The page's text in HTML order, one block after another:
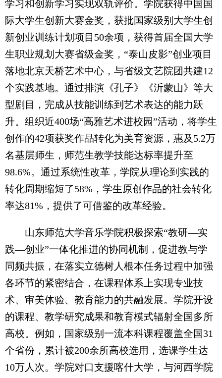
学习和创新学习实现双轨评价。学院获得中国国
际大学生创新大赛金奖，获批国家级别大学生创
新创业训练计划项目50余项，获得首届全国大学
生职业规划大赛省级金奖，“泰山皮影”创业项目
落地北京天桥艺术中心，与省级文艺院团共建12
个实践基地。通过排演《孔子》《沂蒙山》等大
型剧目，完成从技能训练到艺术表达的能力跃
升。组织近400场“高雅艺术进校园”活动，将学生
创作的42项获奖作品转化为美育资源，惠及5.2万
名基层师生，师范生教学技能达标率提升至
98.6%。通过系统性改革，学院从理论到实践的
转化周期缩短了58%，学生原创作品的社会转化
率达81%，提供了可借鉴的改革经验。
山东师范大学音乐学院积极探索“教研—实
践—创业”一体化推进的协同机制，促进教与学
同频共振，在落实立德树人根本任务过程中加强
各环节的紧密结合，在课程体系上实现专业技
术、审美体验、教育能力的共融发展。学院开设
的课程、教学研究成果和教育模式辐射全国多所
高校。例如，国家级别一流本科课程覆盖全国31
个省份，累计被200余所高校选用，选课学生达
10万人次。学院对口支援喀什大学，与河西学院